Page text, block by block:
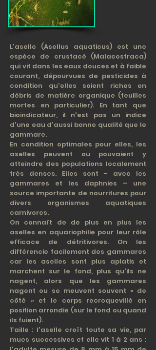
L'aselle (Asellus aquaticus) est une
espèce de crustacé (Malacostraca)
qui vit dans les eaux douces et à faible
courant, dépourvues de pesticides à
condition qu'elles soient riches en
débris de matière organique (feuilles
mortes en particulier). En tant que
bioindicateur, il n'est pas un indice
d'une eau d'aussi bonne qualité que le
gammare.
En condition optimales pour elles, les
aselles peuvent ou pouvaient y
atteindre des populations localement
très denses. Elles sont – avec les
gammares et les daphnies – une
source importante de nourritures pour
divers organismes aquatiques
carnivores.
On connaît de de plus en plus les
aselles en aquariophilie pour leur rôle
efficace de détritivores. On les
différencie facilement des gammares
car les aselles sont plus aplatis et
marchent sur le fond, plus qu'ils ne
nagent, alors que les gammares
nagent ou se meuvent souvent « de
côté » et le corps recroquevillé en
position arrondie (sur le fond ou quand
ils fuient).
Taille : l'aselle croît toute sa vie, par
mues successives et elle vit 1 à 2 ans :